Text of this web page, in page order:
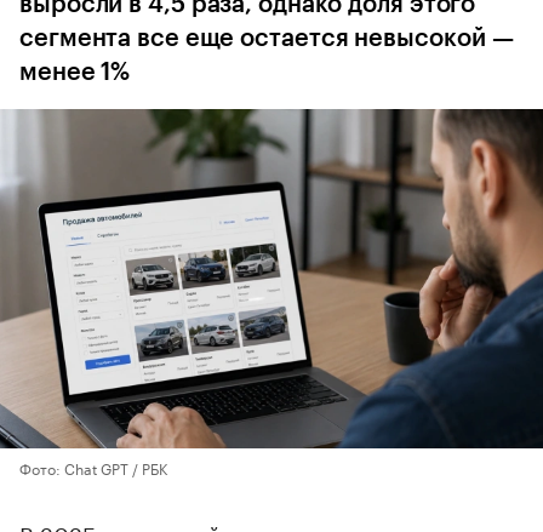
выросли в 4,5 раза, однако доля этого
сегмента все еще остается невысокой —
менее 1%
Фото: Chat GPT / РБК